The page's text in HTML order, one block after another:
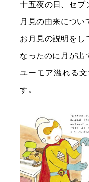
十五夜の日、セブ
月見の由来につい
お月見の説明をし
なったのに月が出
ユーモア溢れる
す。